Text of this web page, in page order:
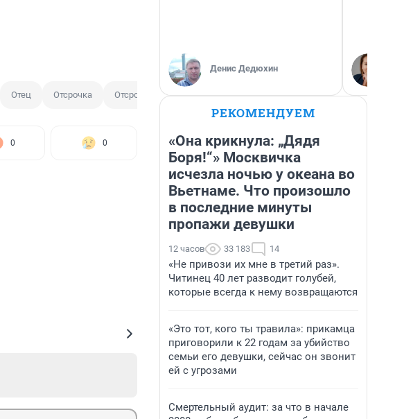
Отец Отсрочка Отсрочка от призыва Нина Останина
0 0
Денис Дедюхин
РЕКОМЕНДУЕМ
«Она крикнула: „Дядя
Боря!“» Москвичка
исчезла ночью у океана во
Вьетнаме. Что произошло
в последние минуты
пропажи девушки
12 часов 33 183 14
«Не привози их мне в третий раз».
Читинец 40 лет разводит голубей,
которые всегда к нему возвращаются
«Это тот, кого ты травила»: прикамца
приговорили к 22 годам за убийство
семьи его девушки, сейчас он звонит
ей с угрозами
Смертельный аудит: за что в начале